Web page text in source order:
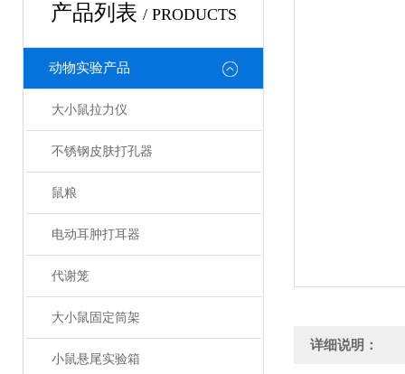
产品列表 / PRODUCTS
动物实验产品
大小鼠拉力仪
不锈钢皮肤打孔器
鼠粮
电动耳肿打耳器
代谢笼
大小鼠固定筒架
小鼠悬尾实验箱
详细说明：